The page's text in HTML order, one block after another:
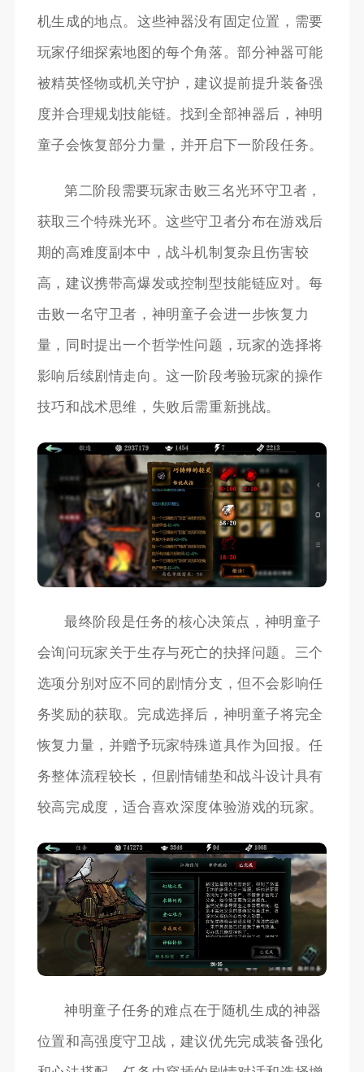
机生成的地点。这些神器没有固定位置，需要
玩家仔细探索地图的每个角落。部分神器可能
被精英怪物或机关守护，建议提前提升装备强
度并合理规划技能链。找到全部神器后，神明
童子会恢复部分力量，并开启下一阶段任务。
第二阶段需要玩家击败三名光环守卫者，
获取三个特殊光环。这些守卫者分布在游戏后
期的高难度副本中，战斗机制复杂且伤害较
高，建议携带高爆发或控制型技能链应对。每
击败一名守卫者，神明童子会进一步恢复力
量，同时提出一个哲学性问题，玩家的选择将
影响后续剧情走向。这一阶段考验玩家的操作
技巧和战术思维，失败后需重新挑战。
最终阶段是任务的核心决策点，神明童子
会询问玩家关于生存与死亡的抉择问题。三个
选项分别对应不同的剧情分支，但不会影响任
务奖励的获取。完成选择后，神明童子将完全
恢复力量，并赠予玩家特殊道具作为回报。任
务整体流程较长，但剧情铺垫和战斗设计具有
较高完成度，适合喜欢深度体验游戏的玩家。
神明童子任务的难点在于随机生成的神器
位置和高强度守卫战，建议优先完成装备强化